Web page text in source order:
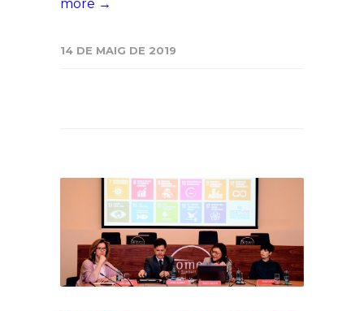
more →
14 DE MAIG DE 2019